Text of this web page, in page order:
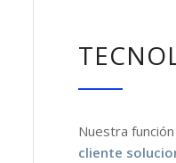
Nuestra
cliente